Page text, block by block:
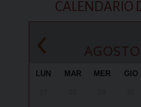
CALENDARIO
‹
LUN MAR MER GIO